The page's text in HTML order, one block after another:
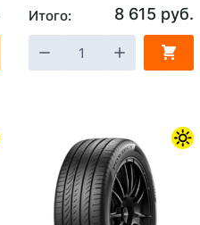
Итого: 8 615 руб.